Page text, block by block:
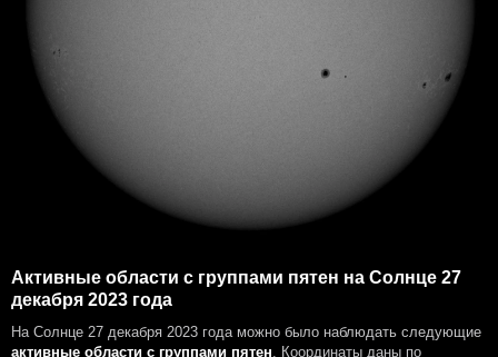
Активные области с группами пятен на Солнце 27
декабря 2023 года
На Солнце 27 декабря 2023 года можно было наблюдать следующие
активные области с группами пятен . Координаты даны по